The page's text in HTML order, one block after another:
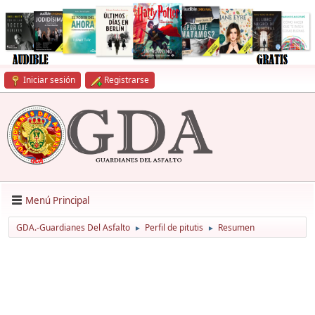
Iniciar sesión Registrarse
Menú Principal
GDA.-Guardianes Del Asfalto ► Perfil de pitutis ► Resumen